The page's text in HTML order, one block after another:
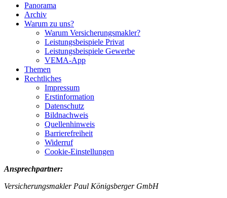
Panorama
Archiv
Warum zu uns?
Warum Versicherungsmakler?
Leistungsbeispiele Privat
Leistungsbeispiele Gewerbe
VEMA-App
Themen
Rechtliches
Impressum
Erstinformation
Datenschutz
Bildnachweis
Quellenhinweis
Barrierefreiheit
Widerruf
Cookie-Einstellungen
Ansprechpartner:
Versicherungsmakler Paul Königsberger GmbH